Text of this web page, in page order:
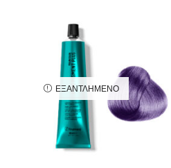
ΕΞΑΝΤΛΗΜΈΝΟ